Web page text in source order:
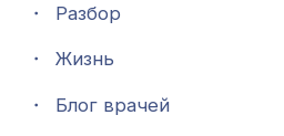
・ Разбор
・ Жизнь
・ Блог врачей